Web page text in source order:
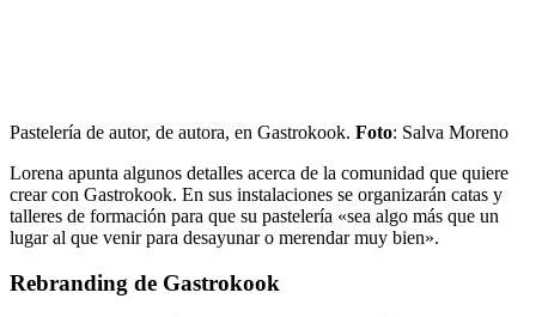
Pastelería de autor, de autora, en Gastrokook. Foto: Salva Moreno
Lorena apunta algunos detalles acerca de la comunidad que quiere
crear con Gastrokook. En sus instalaciones se organizarán catas y
talleres de formación para que su pastelería «sea algo más que un
lugar al que venir para desayunar o merendar muy bien».
Rebranding de Gastrokook